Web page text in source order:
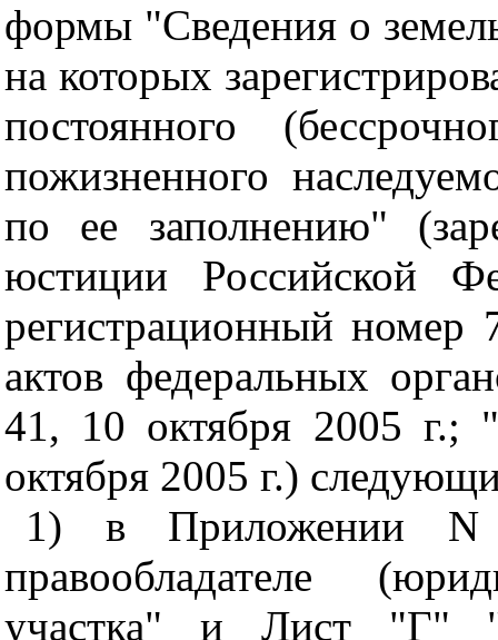
формы "Сведения о
на которых
постоянного
пожизненного
по ее заполнению"
юстиции Российской
регистрационный номер
актов федеральных
41, 10 октября 2005 г.;
октября 2005 г.)
1) в Приложении
правообладателе
участка" и Лист "Г"